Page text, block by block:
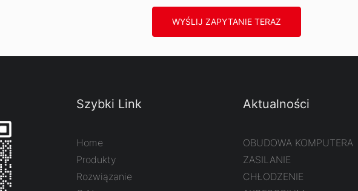
WYŚLIJ ZAPYTANIE TERAZ
Szybki Link
Home
Produkty
Rozwiązanie
Aktualności
OBUDOWA KOMPUTERA
ZASILANIE
CHŁODZENIE